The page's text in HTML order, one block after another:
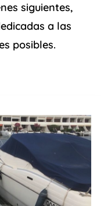
siguientes,
a las
posibles.